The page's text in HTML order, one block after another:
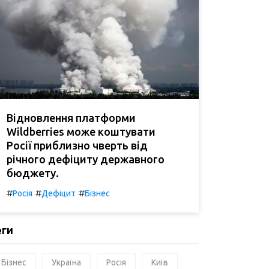
Відновлення платформи
Wildberries може коштувати
Росії приблизно чверть від
річного дефіциту державного
бюджету.
#Росія #Дефіцит #Бізнес
Бізнес Україна Росія Київ